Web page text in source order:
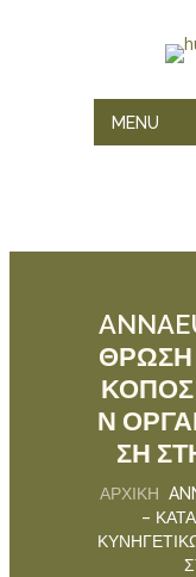
MENU
ΘΡΩΣΗ
ΚΟΠΟΣ
Ν
ΣΗ
ΑΡΧΙΚΉ
–